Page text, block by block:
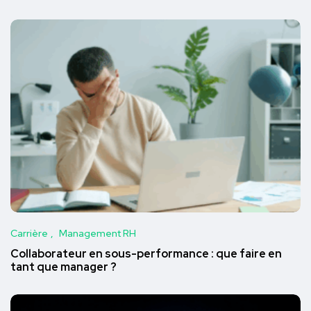
Carrière Management RH
Collaborateur en sous-performance : que faire en
tant que manager ?